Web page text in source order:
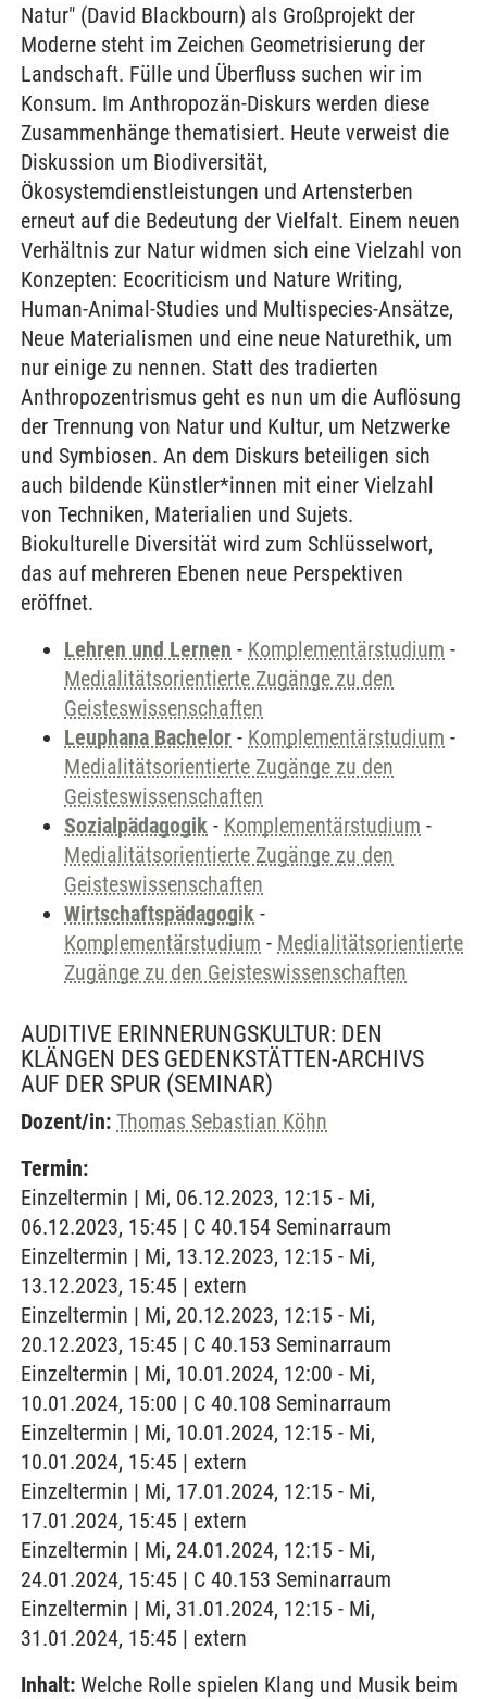
Natur" (David Blackbourn) als Großprojekt der
Moderne steht im Zeichen Geometrisierung der
Landschaft. Fülle und Überfluss suchen wir im
Konsum. Im Anthropozän-Diskurs werden diese
Zusammenhänge thematisiert. Heute verweist die
Diskussion um Biodiversität,
Ökosystemdienstleistungen und Artensterben
erneut auf die Bedeutung der Vielfalt. Einem neuen
Verhältnis zur Natur widmen sich eine Vielzahl von
Konzepten: Ecocriticism und Nature Writing,
Human-Animal-Studies und Multispecies-Ansätze,
Neue Materialismen und eine neue Naturethik, um
nur einige zu nennen. Statt des tradierten
Anthropozentrismus geht es nun um die Auflösung
der Trennung von Natur und Kultur, um Netzwerke
und Symbiosen. An dem Diskurs beteiligen sich
auch bildende Künstler*innen mit einer Vielzahl
von Techniken, Materialien und Sujets.
Biokulturelle Diversität wird zum Schlüsselwort,
das auf mehreren Ebenen neue Perspektiven
eröffnet.
Lehren und Lernen - Komplementärstudium -
Medialitätsorientierte Zugänge zu den
Geisteswissenschaften
Leuphana Bachelor - Komplementärstudium -
Medialitätsorientierte Zugänge zu den
Geisteswissenschaften
Sozialpädagogik - Komplementärstudium -
Medialitätsorientierte Zugänge zu den
Geisteswissenschaften
Wirtschaftspädagogik -
Komplementärstudium - Medialitätsorientierte
Zugänge zu den Geisteswissenschaften
AUDITIVE ERINNERUNGSKULTUR: DEN
KLÄNGEN DES GEDENKSTÄTTEN-ARCHIVS
AUF DER SPUR (SEMINAR)
Dozent/in: Thomas Sebastian Köhn
Termin:
Einzeltermin | Mi, 06.12.2023, 12:15 - Mi,
06.12.2023, 15:45 | C 40.154 Seminarraum
Einzeltermin | Mi, 13.12.2023, 12:15 - Mi,
13.12.2023, 15:45 | extern
Einzeltermin | Mi, 20.12.2023, 12:15 - Mi,
20.12.2023, 15:45 | C 40.153 Seminarraum
Einzeltermin | Mi, 10.01.2024, 12:00 - Mi,
10.01.2024, 15:00 | C 40.108 Seminarraum
Einzeltermin | Mi, 10.01.2024, 12:15 - Mi,
10.01.2024, 15:45 | extern
Einzeltermin | Mi, 17.01.2024, 12:15 - Mi,
17.01.2024, 15:45 | extern
Einzeltermin | Mi, 24.01.2024, 12:15 - Mi,
24.01.2024, 15:45 | C 40.153 Seminarraum
Einzeltermin | Mi, 31.01.2024, 12:15 - Mi,
31.01.2024, 15:45 | extern
Inhalt: Welche Rolle spielen Klang und Musik beim